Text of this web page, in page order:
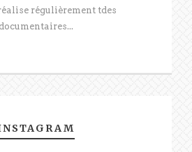
régulièrement tdes
documentaires...